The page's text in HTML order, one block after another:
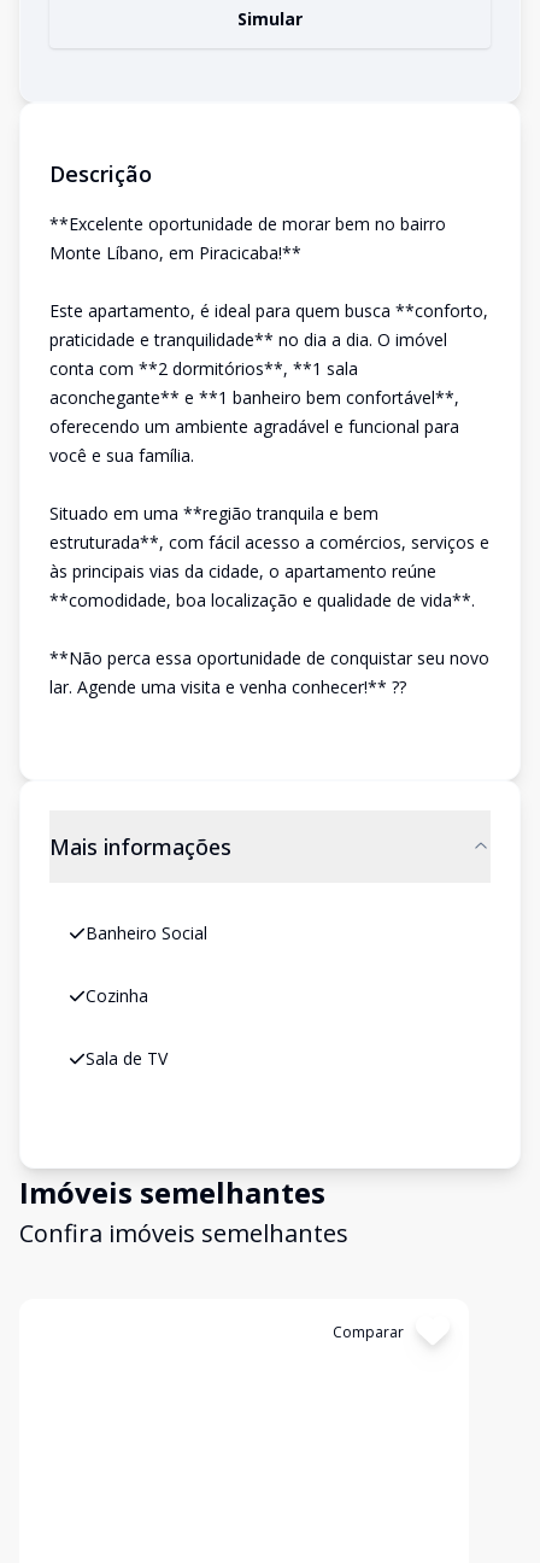
Simular
Descrição
**Excelente oportunidade de morar bem no bairro
Monte Líbano, em Piracicaba!**
Este apartamento, é ideal para quem busca **conforto,
praticidade e tranquilidade** no dia a dia. O imóvel
conta com **2 dormitórios**, **1 sala
aconchegante** e **1 banheiro bem confortável**,
oferecendo um ambiente agradável e funcional para
você e sua família.
Situado em uma **região tranquila e bem
estruturada**, com fácil acesso a comércios, serviços e
às principais vias da cidade, o apartamento reúne
**comodidade, boa localização e qualidade de vida**.
**Não perca essa oportunidade de conquistar seu novo
lar. Agende uma visita e venha conhecer!** ??
Mais informações
Banheiro Social
Cozinha
Sala de TV
Imóveis semelhantes
Confira imóveis semelhantes
Comparar